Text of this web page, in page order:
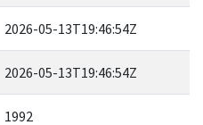
2026-05-13T19:46:54Z
2026-05-13T19:46:54Z
1992